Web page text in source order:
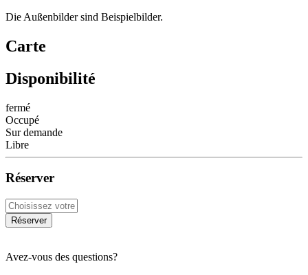
Die Außenbilder sind Beispielbilder.
Carte
Disponibilité
fermé
Occupé
Sur demande
Libre
Réserver
Réserver
Avez-vous des questions?